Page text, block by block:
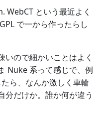
という最近よく
で一から作ったらし
ので細かいことはよく
Nuke 系って感じで、例
ら、なんか激しく車輪
分だけか。誰か何が違う